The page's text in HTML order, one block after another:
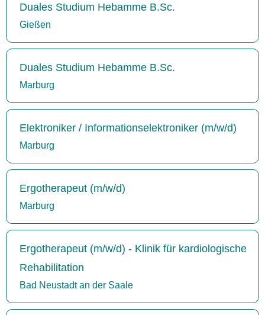
Duales Studium Hebamme B.Sc.
Gießen
Duales Studium Hebamme B.Sc.
Marburg
Elektroniker / Informationselektroniker (m/w/d)
Marburg
Ergotherapeut (m/w/d)
Marburg
Ergotherapeut (m/w/d) - Klinik für kardiologische
Rehabilitation
Bad Neustadt an der Saale